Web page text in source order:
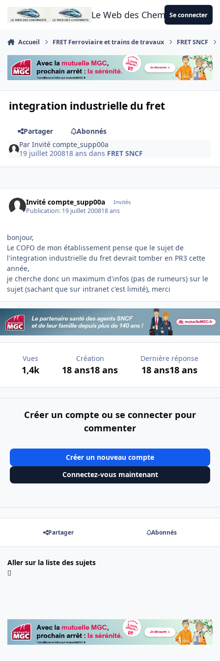
Aller au contenu
Le Web des CheminotsSe connecter
Accueil FRET Ferroviaire et trains de travaux FRET SNCF
integration industrielle du fret
Partager
Abonnés
ParInvité compte_supp00a
19 juillet 200818 ans dans FRET SNCF
Invité compte_supp00a Invités
Publication: 19 juillet 200818 ans
bonjour,
Le COFO de mon établissement pense que le sujet de
l'integration industrielle du fret devrait tomber en PR3 cette
année,
je cherche donc un maximum d'infos (pas de rumeurs) sur le
sujet (sachant que sur intranet c'est limité), merci
Vues
1,4k
Création
18 ans18 ans
Dernière réponse
18 ans18 ans
Créer un compte ou se connecter pour
commenter
Créer un nouveau compte
Connectez-vous maintenant
Partager Abonnés
Aller sur la liste des sujets